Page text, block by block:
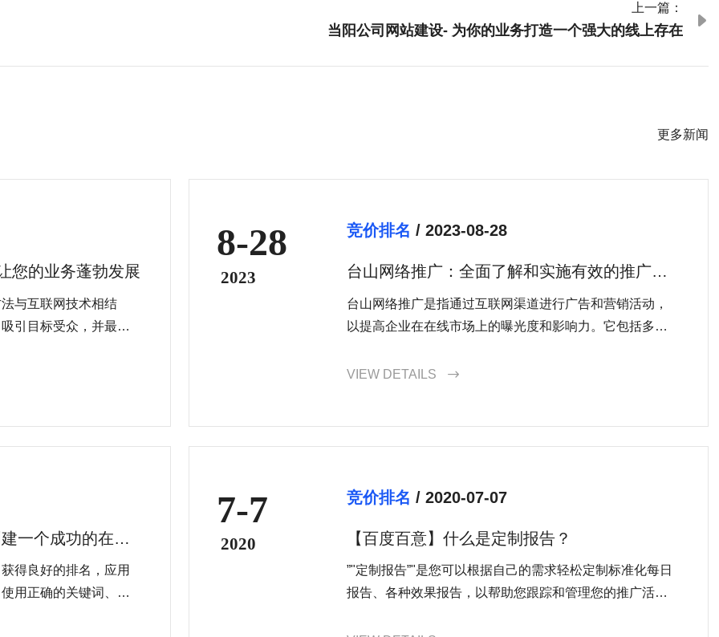
上一篇：
当阳公司网站建设- 为你的业务打造一个强大的线上存在

更多新闻
您的业务蓬勃发展
与互联网技术相结
引目标受众，并最终
8-28
2023
竞价排名 / 2023-08-28
台山网络推广：全面了解和实施有效的推广策
台山网络推广是指通过互联网渠道进行广告和营销活动，
以提高企业在在线市场上的曝光度和影响力。它包括多种
推广、内容营销、电子邮件营销等。这些策略结合起来可
VIEW DETAILS 
一个成功的在线
得良好的排名，应用
用正确的关键词、元
7-7
2020
竞价排名 / 2020-07-07
【百度百意】什么是定制报告？
”"定制报告”"是您可以根据自己的需求轻松定制标准化每日
报告、各种效果报告，以帮助您跟踪和管理您的推广活